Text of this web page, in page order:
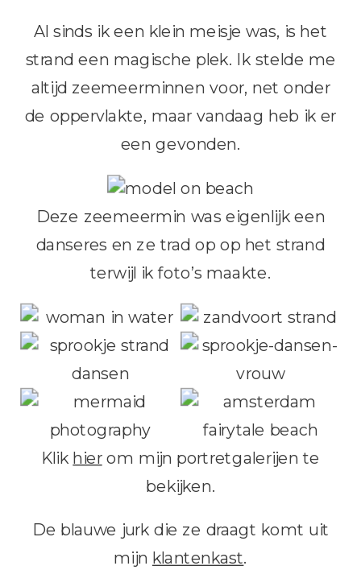
Al sinds ik een klein meisje was, is het
strand een magische plek. Ik stelde me
altijd zeemeerminnen voor, net onder
de oppervlakte, maar vandaag heb ik er
een gevonden.
Deze zeemeermin was eigenlijk een
danseres en ze trad op op het strand
terwijl ik foto’s maakte.
Klik hierom mijn portretgalerijen te
bekijken.
De blauwe jurk die ze draagt ​​komt uit
mijn klantenkast.